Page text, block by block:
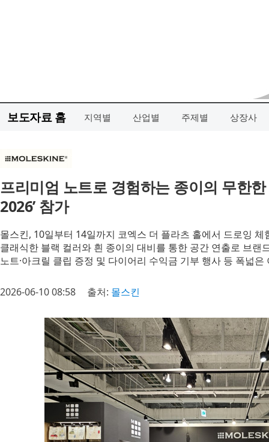
보도자료 홈 지역별 산업별 주제별 상장사
프리미엄 노트로 경험하는 종이의 무한
2026’ 참가
몰스킨, 10일부터 14일까지 코엑스 더 플라츠 홀에서 드로잉 체
클래식한 블랙 컬러와 흰 종이의 대비를 통한 공간 연출로 브랜
노트·아크릴 클립 증정 및 다이어리 수익금 기부 행사 등 폭넓은
2026-06-10 08:58 출처: 몰스킨